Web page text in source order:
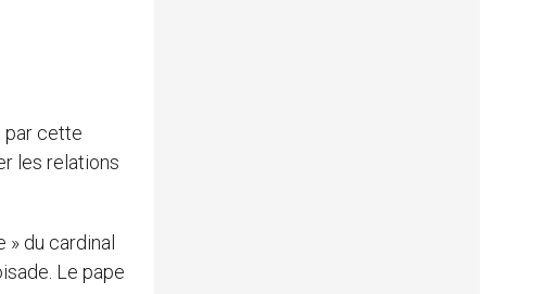
par cette
les relations
du cardinal
Le pape